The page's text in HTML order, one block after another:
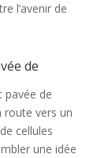
de
pavée de
route vers un
cellules
une idée